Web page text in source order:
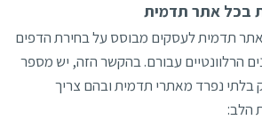
בכל אתר תדמית
תדמית לעסקים מבוסס על בחירת הדפים
הרלוונטיים עבורם. בהקשר הזה, יש מספר
נפרד מאתרי תדמית ובהם צריך
הלב: